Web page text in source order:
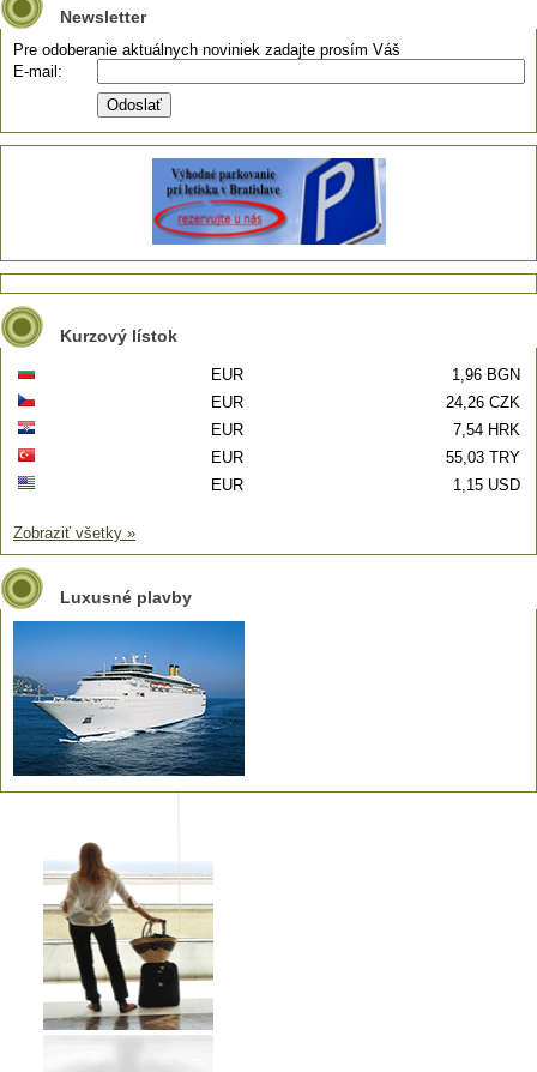
Newsletter
Pre odoberanie aktuálnych noviniek zadajte prosím Váš
E-mail:
Kurzový lístok
EUR
1,96 BGN
EUR
24,26 CZK
EUR
7,54 HRK
EUR
55,03 TRY
EUR
1,15 USD
Zobraziť všetky »
Luxusné plavby